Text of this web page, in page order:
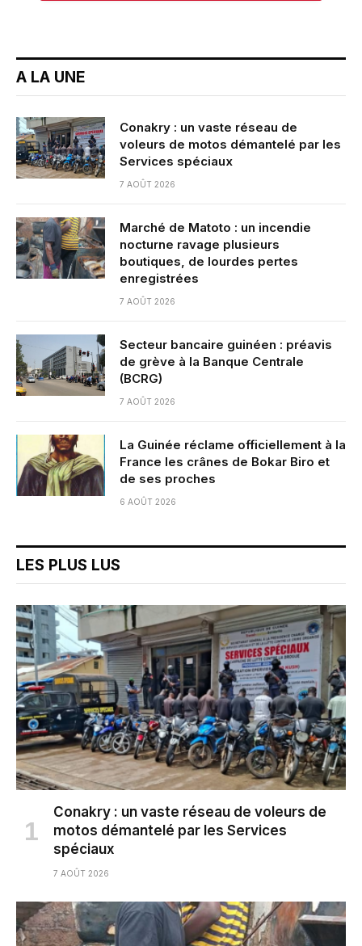
A LA UNE
Conakry : un vaste réseau de
voleurs de motos démantelé par les
Services spéciaux
7 AOÛT 2026
Marché de Matoto : un incendie
nocturne ravage plusieurs
boutiques, de lourdes pertes
enregistrées
7 AOÛT 2026
Secteur bancaire guinéen : préavis
de grève à la Banque Centrale
(BCRG)
7 AOÛT 2026
La Guinée réclame officiellement à la
France les crânes de Bokar Biro et
de ses proches
6 AOÛT 2026
LES PLUS LUS
Conakry : un vaste réseau de voleurs de
motos démantelé par les Services
spéciaux
7 AOÛT 2026